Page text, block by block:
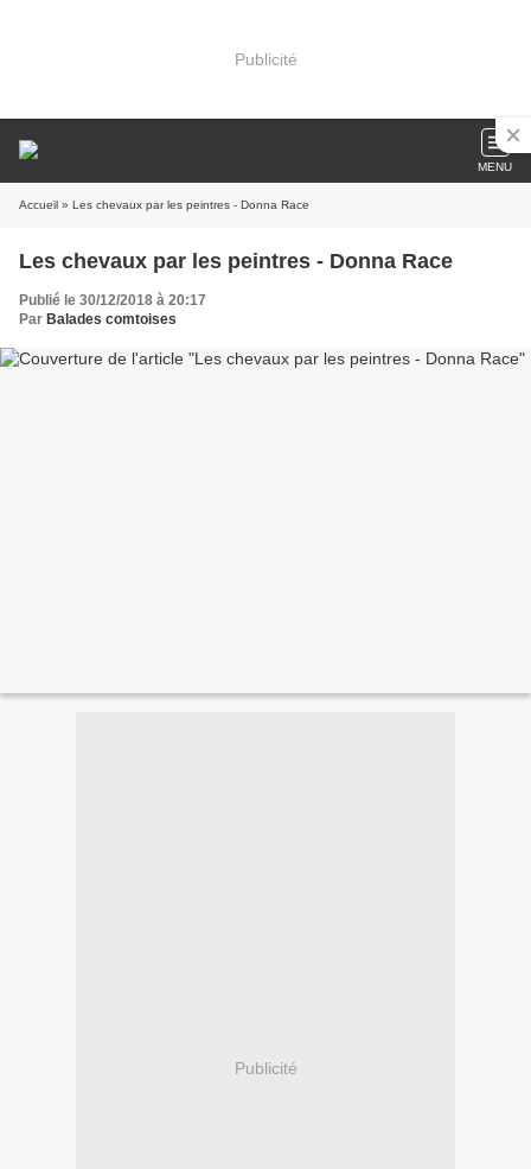
Publicité
MENU
Accueil » Les chevaux par les peintres - Donna Race
Les chevaux par les peintres - Donna Race
Publié le 30/12/2018 à 20:17
Par Balades comtoises
Publicité